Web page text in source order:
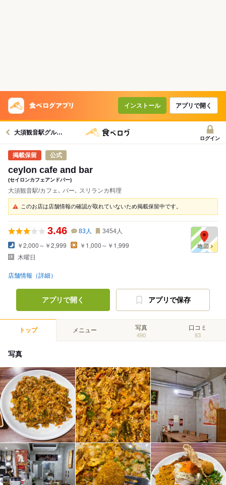
インストール アプリで開く
大須観音駅グルメへ
ログイン
公式
ceylon cafe and bar
(セイロンカフェアンドバー)
大須観音駅/カフェ､ バー､ スリランカ料理
このお店は店舗情報の確認が取れていないため掲載保留中です。
3.46 83人 3454人
￥2,000～￥2,999
￥1,000～￥1,999
木曜日
店舗情報（詳細）
アプリで開く アプリで保存
トップ メニュー 写真
490
口コミ
83
写真